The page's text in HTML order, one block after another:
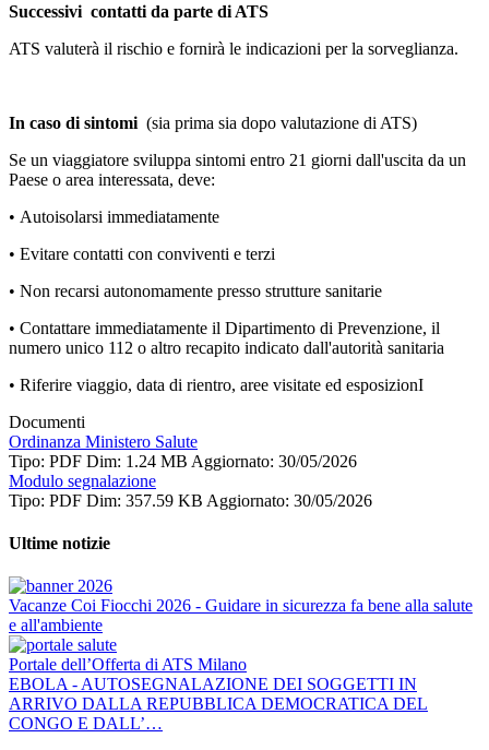
Successivi contatti da parte di ATS
ATS valuterà il rischio e fornirà le indicazioni per la sorveglianza.
In caso di sintomi (sia prima sia dopo valutazione di ATS)
Se un viaggiatore sviluppa sintomi entro 21 giorni dall'uscita da un
Paese o area interessata, deve:
• Autoisolarsi immediatamente
• Evitare contatti con conviventi e terzi
• Non recarsi autonomamente presso strutture sanitarie
• Contattare immediatamente il Dipartimento di Prevenzione, il
numero unico 112 o altro recapito indicato dall'autorità sanitaria
• Riferire viaggio, data di rientro, aree visitate ed esposizionI
Documenti
Ordinanza Ministero Salute
Tipo: PDF Dim: 1.24 MB Aggiornato: 30/05/2026
Modulo segnalazione
Tipo: PDF Dim: 357.59 KB Aggiornato: 30/05/2026
Ultime notizie
Vacanze Coi Fiocchi 2026 - Guidare in sicurezza fa bene alla salute
e all'ambiente
Portale dell’Offerta di ATS Milano
EBOLA - AUTOSEGNALAZIONE DEI SOGGETTI IN
ARRIVO DALLA REPUBBLICA DEMOCRATICA DEL
CONGO E DALL’…